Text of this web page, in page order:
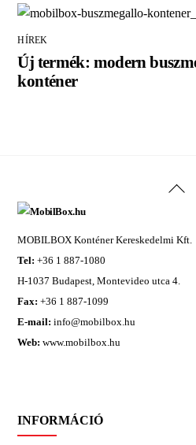
HÍREK
Új termék: modern
konténer
Back
MOBILBOX Konténer Kereskedelmi Kft.
Tel: +36 1 887-1080
H-1037 Budapest, Montevideo utca 4.
Fax: +36 1 887-1099
E-mail:info@mobilbox.hu
Web: www.mobilbox.hu
INFORMÁCIÓ